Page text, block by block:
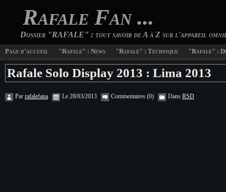
Rafale Fan ...
Dossier "RAFALE" : tout savoir de A à Z sur l'appareil
Page d'accueil "Rafale" : News "Rafale" : Technique "Rafale" :
Rafale Solo Display 2013 : Lima 2013
Par rafalefana Le 28/03/2013 Commentaires (0) Dans RSD